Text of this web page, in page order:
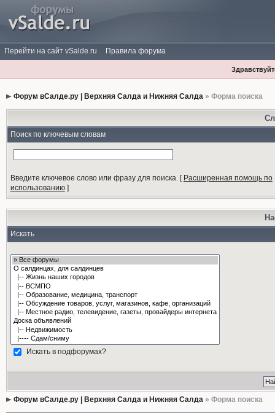
Перейти на сайт vSalde.ru Правила форума
Форум вСалде.ру | Верхняя Салда и Нижняя Салда» Форма поиска
Поиск по ключевым словам
Введите ключевое слово или фразу для поиска.[ Расширенная помощь по
использованию]
Искать
Искать в подфорумах?
Форум вСалде.ру | Верхняя Салда и Нижняя Салда» Форма поиска